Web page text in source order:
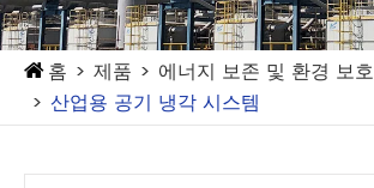
홈 제품
에너지 보존 및 환경 보호
산업용 공기 냉각 시스템